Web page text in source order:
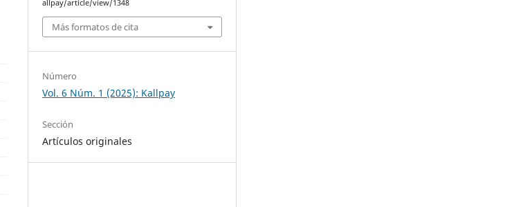
allpay/article/view/1348
Más formatos de cita
Número
Vol. 6 Núm. 1 (2025): Kallpay
Sección
Artículos originales